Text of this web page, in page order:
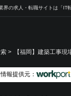
界の求人・転職サイトは「IT
> 【福岡】建築工事
情報提供元：